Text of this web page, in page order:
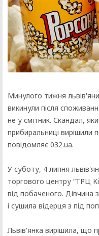
Минулого тижня
викинули після
не у смітник. Скандал,
прибиральниці вирішили
повідомляє 032.ua.
У суботу, 4 липня
торгового центру “ТРЦ
від побаченого. Дівчина
і сушила відерця з під
Львів'янка вирішила, що